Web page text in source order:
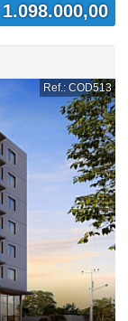
Ref.: COD513